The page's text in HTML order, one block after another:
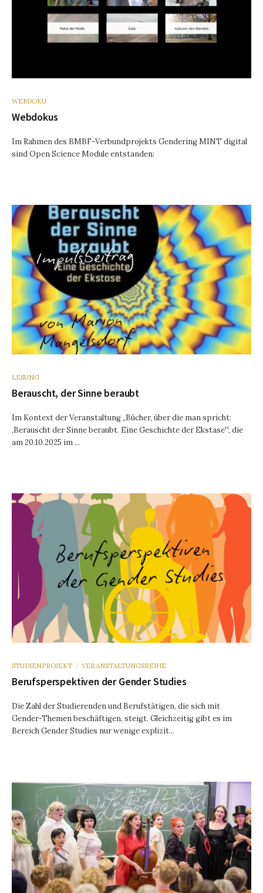
WEBDOKU
Webdokus
Im Rahmen des BMBF-Verbundprojekts Gendering MINT digital
sind Open Science Module entstanden:
LESUNG
Berauscht, der Sinne beraubt
Im Kontext der Veranstaltung „Bücher, über die man spricht:
‚Berauscht der Sinne beraubt. Eine Geschichte der Ekstase'“, die
am 20.10.2025 im ...
STUDIENPROJEKT / VERANSTALTUNGSREIHE
Berufsperspektiven der Gender Studies
Die Zahl der Studierenden und Berufstätigen, die sich mit
Gender-Themen beschäftigen, steigt. Gleichzeitig gibt es im
Bereich Gender Studies nur wenige explizit...